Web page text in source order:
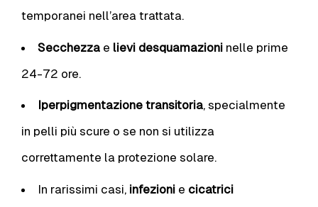
temporanei nell’area trattata.
Secchezza e lievi desquamazioni nelle prime
24-72 ore.
Iperpigmentazione transitoria, specialmente
in pelli più scure o se non si utilizza
correttamente la protezione solare.
In rarissimi casi, infezioni e cicatrici